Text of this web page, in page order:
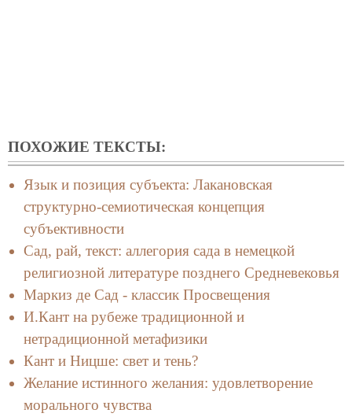
ПОХОЖИЕ ТЕКСТЫ:
Язык и позиция субъекта: Лакановская
структурно-семиотическая концепция
субъективности
Сад, рай, текст: аллегория сада в немецкой
религиозной литературе позднего Средневековья
Маркиз де Сад - классик Просвещения
И.Кант на рубеже традиционной и
нетрадиционной метафизики
Кант и Ницше: свет и тень?
Желание истинного желания: удовлетворение
морального чувства